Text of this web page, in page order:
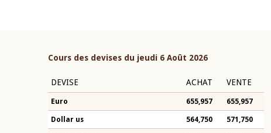
Cours des devises du jeudi 6 Août 2026
DEVISE ACHAT VENTE
Euro 655,957 655,957
Dollar us 564,750 571,750